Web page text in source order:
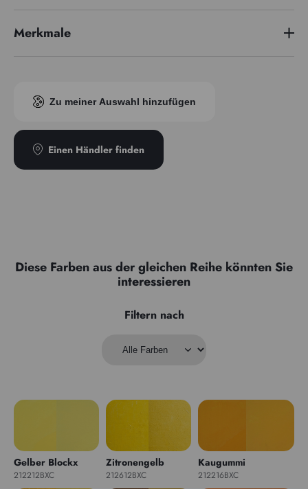
Merkmale
Pigmentindex
PR254
Zu meiner Auswahl hinzufügen
Einen Händler finden
Diese Farben aus der gleichen Reihe könnten Sie
interessieren
Filtern nach
Gelber Blockx
212212BXC
Zitronengelb
212612BXC
Kaugummi
212216BXC